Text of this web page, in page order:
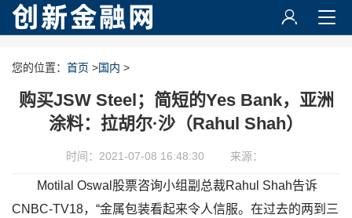
您的位置： 首页 >国内 >
购买JSW Steel；简短的Yes Bank，亚洲
涂料：拉胡尔·沙（Rahul Shah）
时间：2021-07-08 16:48:30 来源：
Motilal Oswal股票咨询小组副总裁Rahul Shah告诉
CNBC-TV18，“金属包装看起来令人信服。在过去的两到三